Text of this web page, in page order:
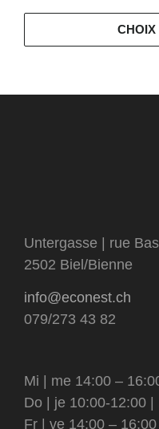
CHOIX
Untergasse | rue
2502 Biel/Bienne
info@econest.ch
079/273 43 82
Mi | me 14:00 –
Do | je 10:00-12:00
Fr | ve 14:00 – 16:00